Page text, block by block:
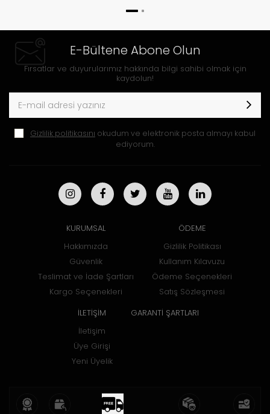
E-Bültene Abone Olun
Fırsatlar ve duyurularımız hakkında bilgi sahibi olmak için
kaydolun!
Gizlilik politikasını okudum ve elektronik posta almayı kabul
ediyorum.
KURUMSAL
Hakkımızda
Güvenlik
Teslimat ve İade Şartları
Kargo Seçenekleri
ÖDEME
Gizlilik Politikası
Kullanım Kılavuzu
Ödeme Seçenekleri
Satış Sözleşmesi
İLETİŞİM
İletişim
Üye Girişi
Yeni Üyelik
GARANTİ ŞARTLARI